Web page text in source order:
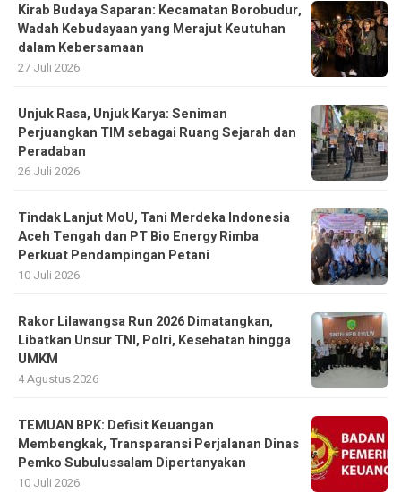
Kirab Budaya Saparan: Kecamatan Borobudur,
Wadah Kebudayaan yang Merajut Keutuhan
dalam Kebersamaan
27 Juli 2026
Unjuk Rasa, Unjuk Karya: Seniman
Perjuangkan TIM sebagai Ruang Sejarah dan
Peradaban
26 Juli 2026
Tindak Lanjut MoU, Tani Merdeka Indonesia
Aceh Tengah dan PT Bio Energy Rimba
Perkuat Pendampingan Petani
10 Juli 2026
Rakor Lilawangsa Run 2026 Dimatangkan,
Libatkan Unsur TNI, Polri, Kesehatan hingga
UMKM
4 Agustus 2026
TEMUAN BPK: Defisit Keuangan
Membengkak, Transparansi Perjalanan Dinas
Pemko Subulussalam Dipertanyakan
10 Juli 2026